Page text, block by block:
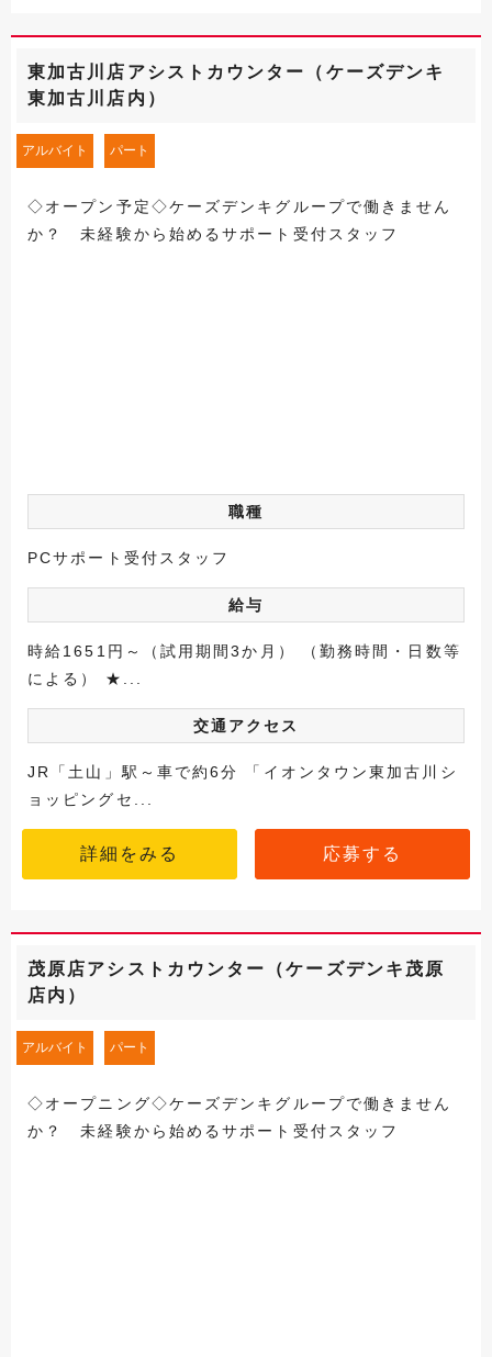
東加古川店アシストカウンター（ケーズデンキ
東加古川店内）
アルバイト パート
◇オープン予定◇ケーズデンキグループで働きません
か？ 未経験から始めるサポート受付スタッフ
職種
PCサポート受付スタッフ
給与
時給1651円～（試用期間3か月） （勤務時間・日数等
による） ★...
交通アクセス
JR「土山」駅～車で約6分 「イオンタウン東加古川シ
ョッピングセ...
詳細をみる 応募する
茂原店アシストカウンター（ケーズデンキ茂原
店内）
アルバイト パート
◇オープニング◇ケーズデンキグループで働きません
か？ 未経験から始めるサポート受付スタッフ